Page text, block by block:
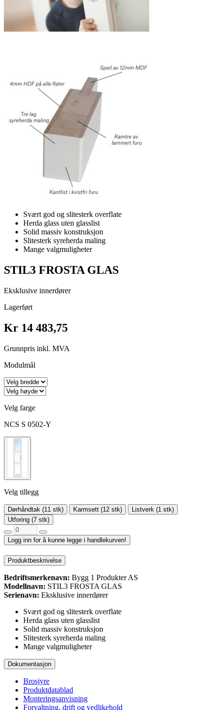
Svært god og slitesterk overflate
Herda glass uten glasslist
Solid massiv konstruksjon
Slitesterk syreherda maling
Mange valgmuligheter
STIL3 FROSTA GLAS
Eksklusive innerdører
Lagerført
Kr 14 483,75
Grunnpris inkl. MVA
Modulmål
Velg farge
NCS S 0502-Y
Velg tillegg
Dørhåndtak (11 stk) Karmsett (12 stk)
Listverk (1 stk)
Utforing (7 stk)
Logg inn for å kunne legge i handlekurven!
Produktbeskrivelse
Bedriftsmerkenavn: Bygg 1 Produkter AS
Modellnavn: STIL3 FROSTA GLAS
Serienavn: Eksklusive innerdører
Svært god og slitesterk overflate
Herda glass uten glasslist
Solid massiv konstruksjon
Slitesterk syreherda maling
Mange valgmuligheter
Dokumentasjon
Brosjyre
Produktdatablad
Monteringsanvisning
Forvaltning, drift og vedlikehold